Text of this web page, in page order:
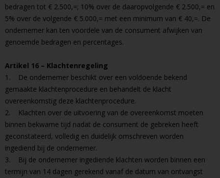
bedragen tot € 2.500,=; 10% over de daaropvolgende € 2.500,= en
5% over de volgende € 5.000,= met een minimum van € 40,=. De
ondernemer kan ten voordele van de consument afwijken van
genoemde bedragen en percentages.
Artikel 16 – Klachtenregeling
1. De ondernemer beschikt over een voldoende bekend
gemaakte klachtenprocedure en behandelt de klacht
overeenkomstig deze klachtenprocedure.
2. Klachten over de uitvoering van de overeenkomst moeten
binnen bekwame tijd nadat de consument de gebreken heeft
geconstateerd, volledig en duidelijk omschreven worden
ingediend bij de ondernemer.
3. Bij de ondernemer ingediende klachten worden binnen een
termijn van 14 dagen gerekend vanaf de datum van ontvangst